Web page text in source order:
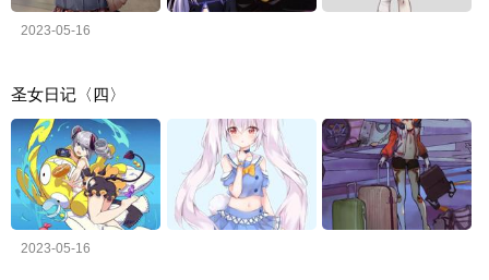
2023-05-16
圣女日记〈四〉
2023-05-16